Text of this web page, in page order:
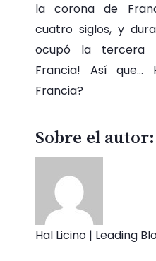
la corona de
cuatro siglos, y
ocupó la tercera
Francia! Así que…
Francia?
Sobre el autor:
Hal Licino | Leading